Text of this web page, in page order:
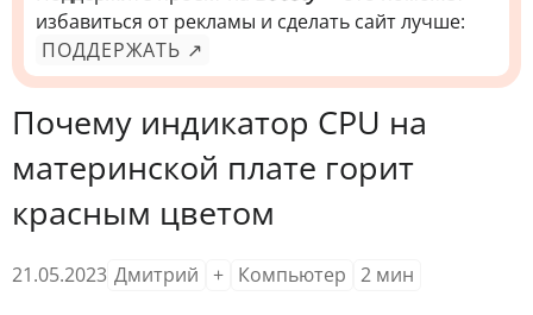
избавиться от рекламы и сделать сайт лучше:
ПОДДЕРЖАТЬ ↗
Почему индикатор CPU на
материнской плате горит
красным цветом
21.05.2023 Дмитрий + Компьютер 2 мин